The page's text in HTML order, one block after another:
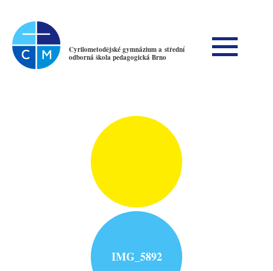
Cyrilometodějské gymnázium a střední
odborná škola pedagogická Brno
IMG_5892